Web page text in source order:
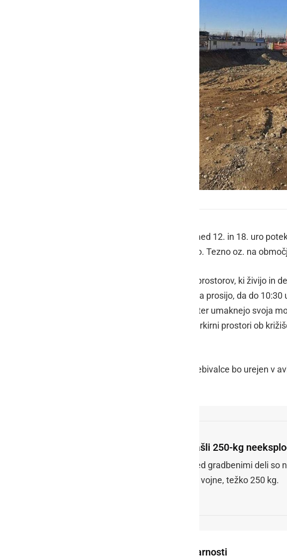
V nedeljo, 16. januarja 2022, bodo med 12. in 18. uro
bombe, najdene na parceli 633/5 k.o. Tezno oz. na
Prebivalce in uporabnike poslovnih prostorov, ki živijo in
neeksplodiranega ubojnega sredstva prosijo, da do
svoje domove in poslovne prostore ter umaknejo svoja
odstranitve vozil so na razpolago parkirni prostori ob
Evakuacijski sprejemni center za prebivalce bo urejen v
Našli 250-kg
Med gradbenimi deli so
sv. vojne, težko 250 kg.
Sirena ob začetku in koncu nevarnosti